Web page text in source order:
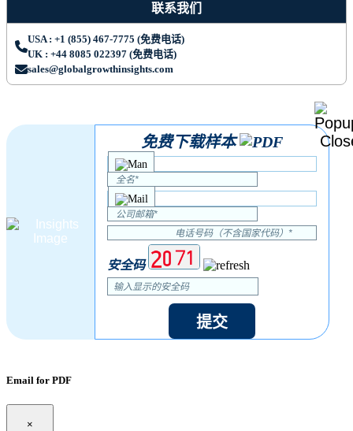
联系我们
USA : +1 (855) 467-7775 (免费电话)
UK : +44 8085 022397 (免费电话)
sales@globalgrowthinsights.com
免费下载样本
安全码
提交
Email for PDF
×